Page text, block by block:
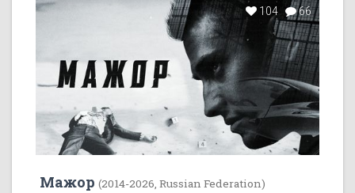
104 66
Мажор (2014-2026, Russian Federation)